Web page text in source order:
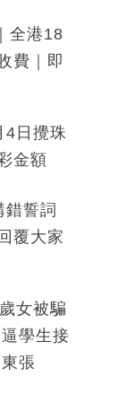
全港18
費｜即
4日攪珠
金額
誓詞
覆大家
女被騙
學生接
張